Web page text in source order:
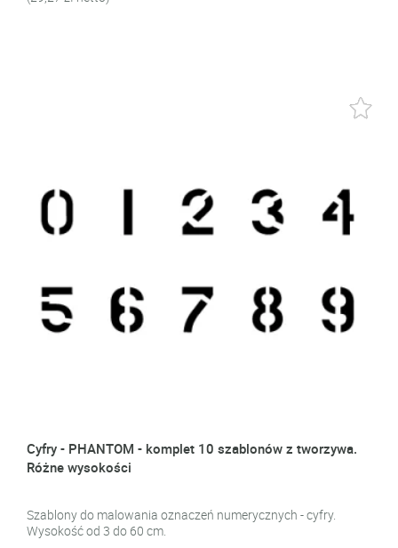
Cyfry - PHANTOM - komplet 10 szablonów z tworzywa.
Różne wysokości
Szablony do malowania oznaczeń numerycznych - cyfry.
Wysokość od 3 do 60 cm.